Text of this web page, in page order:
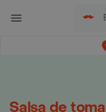
Salsa de